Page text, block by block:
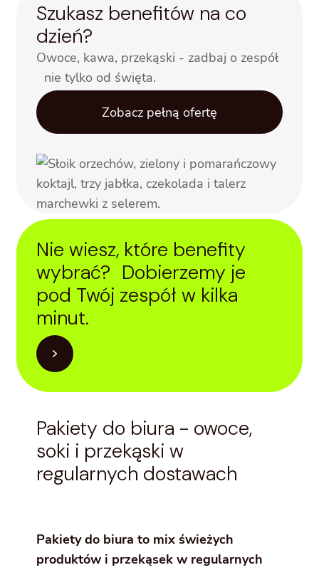
Szukasz benefitów na co
dzień?
Owoce, kawa, przekąski - zadbaj o zespół
nie tylko od święta.
Zobacz pełną ofertę
Nie wiesz, które benefity
wybrać? Dobierzemy je
pod Twój zespół w kilka
minut.
Pakiety do biura - owoce,
soki i przekąski w
regularnych dostawach
Pakiety do biura to mix świeżych
produktów i przekąsek w regularnych